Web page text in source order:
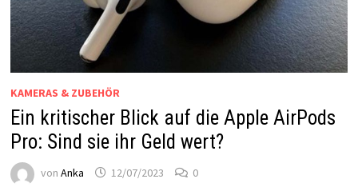
KAMERAS & ZUBEHÖR
Ein kritischer Blick auf die Apple AirPods
Pro: Sind sie ihr Geld wert?
von Anka 12/07/2023 0